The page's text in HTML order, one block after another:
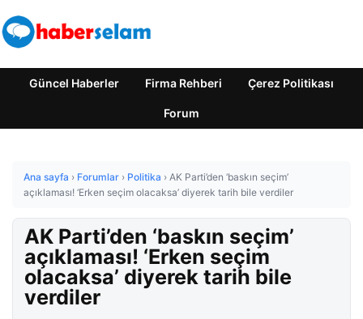
Güncel Haberler Firma Rehberi Çerez Politikası
Forum
Ana sayfa › Forumlar › Politika › AK Parti’den ‘baskın seçim’
açıklaması! ‘Erken seçim olacaksa’ diyerek tarih bile verdiler
AK Parti’den ‘baskın seçim’
açıklaması! ‘Erken seçim
olacaksa’ diyerek tarih bile
verdiler